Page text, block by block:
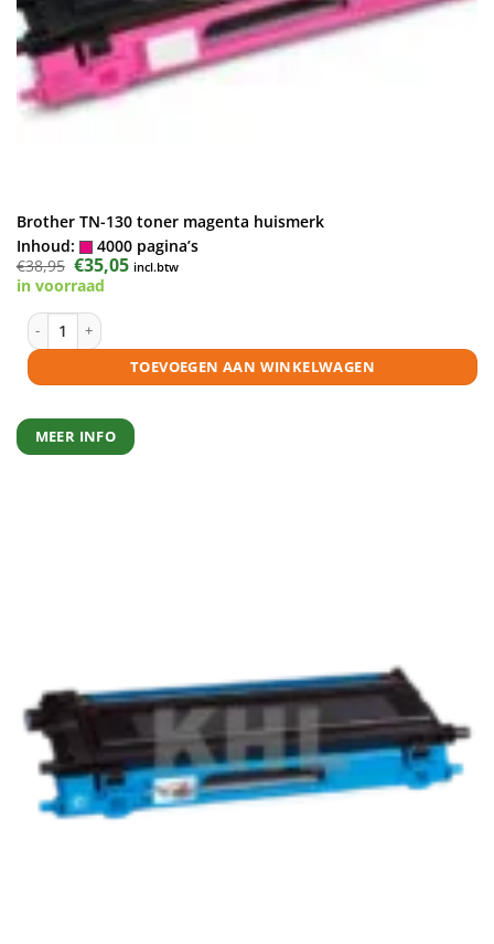
Brother TN-130 toner magenta huismerk
Inhoud:
4000 pagina’s
€38,95 Oorspronkelijke
prijs
was:
€35,05Huidige
prijs
incl.btw
in voorraad
Brother TN-130 toner magenta huismerk aantal
TOEVOEGEN AAN WINKELWAGEN
MEER INFO